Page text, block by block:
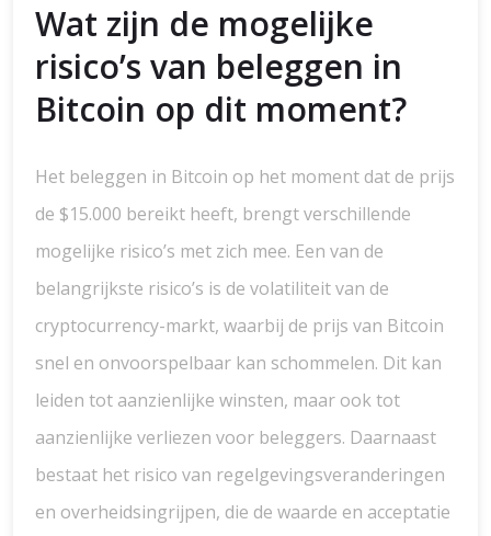
Wat zijn de mogelijke
risico’s van beleggen in
Bitcoin op dit moment?
Het beleggen in Bitcoin op het moment dat de prijs
de $15.000 bereikt heeft, brengt verschillende
mogelijke risico’s met zich mee. Een van de
belangrijkste risico’s is de volatiliteit van de
cryptocurrency-markt, waarbij de prijs van Bitcoin
snel en onvoorspelbaar kan schommelen. Dit kan
leiden tot aanzienlijke winsten, maar ook tot
aanzienlijke verliezen voor beleggers. Daarnaast
bestaat het risico van regelgevingsveranderingen
en overheidsingrijpen, die de waarde en acceptatie